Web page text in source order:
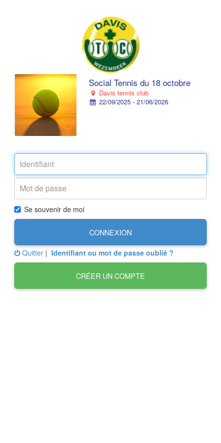
Social Tennis du 18 octobre
Davis tennis club
22/09/2025 - 21/06/2026
Se souvenir de moi
CONNEXION
Quitter | Identifiant ou mot de passe oublié ?
CRÉER UN COMPTE